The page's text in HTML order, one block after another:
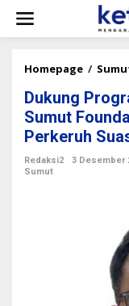
w
Homepage /
Dukung
Sumut
Perkeruh
Redaksi2
3 Desember
Sumut